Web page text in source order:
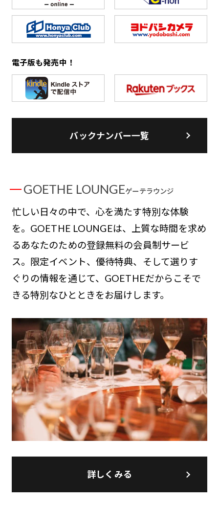
電子版も発売中！
バックナンバー一覧
GOETHE LOUNGEゲーテラウンジ
忙しい日々の中で、心を満たす特別な体験
を。GOETHE LOUNGEは、上質な時間を求め
るあなたのための登録無料の会員制サービ
ス。限定イベント、優待特典、そして選りす
ぐりの情報を通じて、GOETHEだからこそで
きる特別なひとときをお届けします。
詳しくみる